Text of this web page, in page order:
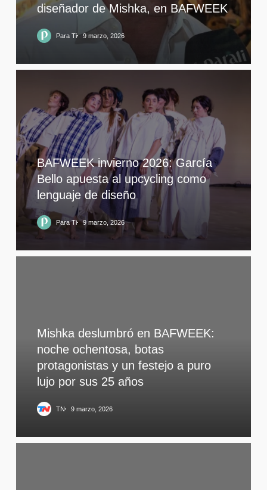
diseñador de Mishka, en BAFWEEK
Para Ti 9 marzo, 2026
BAFWEEK invierno 2026: García
Bello apuesta al upcycling como
lenguaje de diseño
Para Ti 9 marzo, 2026
Mishka deslumbró en BAFWEEK:
noche ochentosa, botas
protagonistas y un festejo a puro
lujo por sus 25 años
TN 9 marzo, 2026